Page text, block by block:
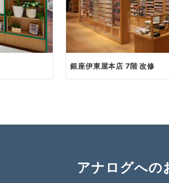
銀座伊東屋本店 7階 改修
アナログへの